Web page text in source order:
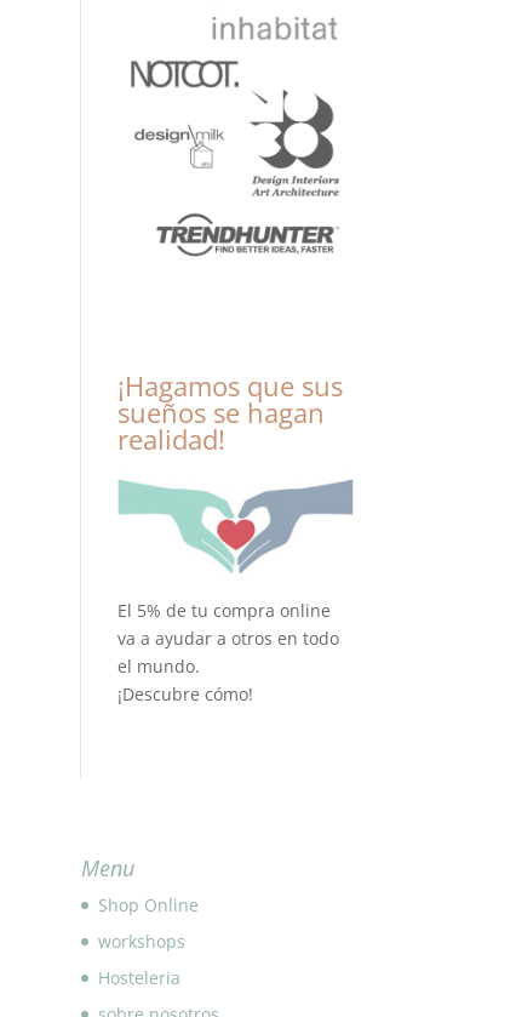
¡Hagamos que sus
sueños se hagan
realidad!
El 5% de tu compra online
va a ayudar a otros en todo
el mundo.
¡Descubre cómo!
Menu
Shop Online
workshops
Hosteleria